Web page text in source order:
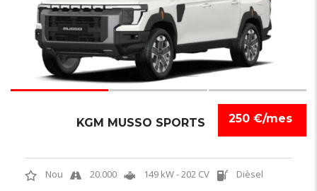
250 €/mes
KGM MUSSO SPORTS
Nou 20.000 149 kW - 202 CV Dièsel